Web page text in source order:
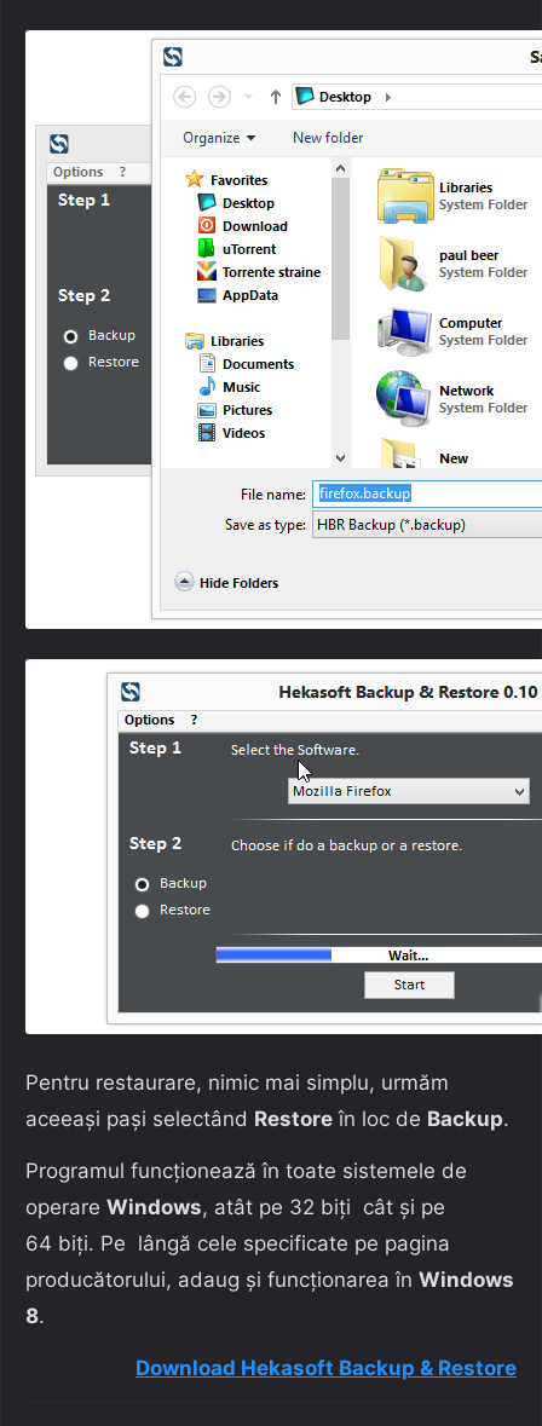
Pentru restaurare, nimic mai simplu, urmăm
aceeași pași selectând Restore în loc de Backup.
Programul funcționează în toate sistemele de
operare Windows, atât pe 32 biți cât și pe
64 biți. Pe lângă cele specificate pe pagina
producătorului, adaug și funcționarea în Windows
8.
Download Hekasoft Backup & Restore